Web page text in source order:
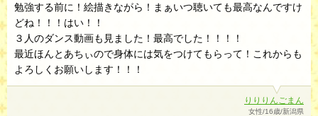
勉強する前に！絵描きながら！まぁいつ聴いても最高なんですけ
どね！！！はい！！
３人のダンス動画も見ました！最高でした！！！！
最近ほんとあちぃので身体には気をつけてもらって！これからも
よろしくお願いします！！！
りりりんごまん
女性/16歳/新潟県